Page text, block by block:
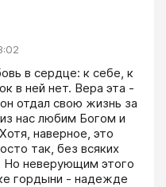
в сердце: к себе, к
в ней нет. Вера эта -
отдал свою жизнь за
нас любим Богом и
наверное, это
так, без всяких
неверующим этого
гордыни - надежде